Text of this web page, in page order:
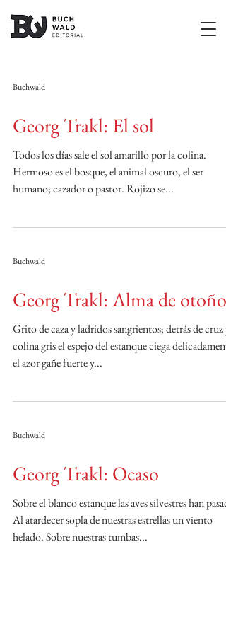
Buchwald
Georg Trakl: El sol
Todos los días sale el sol amarillo por la colina.
Hermoso es el bosque, el animal oscuro, el ser
humano; cazador o pastor. Rojizo se...
Buchwald
Georg Trakl: Alma de otoño
Grito de caza y ladridos sangrientos; detrás de cruz y
colina gris el espejo del estanque ciega
el azor gañe fuerte y...
Buchwald
Georg Trakl: Ocaso
Sobre el blanco estanque las aves silvestres han
Al atardecer sopla de nuestras estrellas un viento
helado. Sobre nuestras tumbas...